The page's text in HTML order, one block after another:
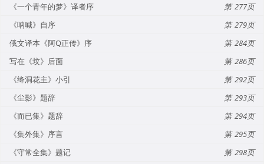
《一个青年的梦》译者序
277
《呐喊》自序
279
俄文译本《阿Q正传》序
284
写在《坟》后面
286
《绛洞花主》小引
292
《尘影》题辞
293
《而已集》题辞
294
《集外集》序言
295
《守常全集》题记
298